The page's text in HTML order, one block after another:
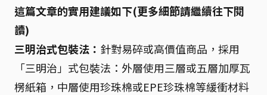
這篇文章的實用建議如下(更多細節請繼續往下閱
讀)
三明治式包裝法： 針對易碎或高價值商品，採用
「三明治」式包裝法：外層使用三層或五層加厚瓦
楞紙箱，中層使用珍珠棉或EPE珍珠棉等緩衝材料